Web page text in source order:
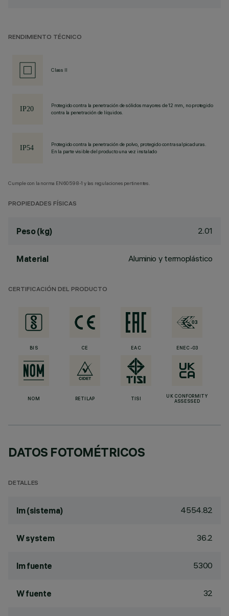
RENDIMIENTO TÉCNICO
Class II
Protegido contra la penetración de sólidos mayores de 12 mm, no protegido
contra la penetración de líquidos.
Protegido contra la penetración de polvo, protegido contra salpicaduras.
En la parte visible del producto una vez instalado
Cumple con la norma EN60598-1 y las regulaciones pertinentes.
PROPIEDADES FÍSICAS
Peso (kg) 2.01
Material Aluminio y termoplástico
CERTIFICACIÓN DEL PRODUCTO
BIS CE EAC ENEC-03
NOM RETILAP TISI
UK CONFORMITY
ASSESSED
DATOS FOTOMÉTRICOS
DETALLES
lm (sistema) 4554.82
W system 36.2
lm fuente 5300
W fuente 32